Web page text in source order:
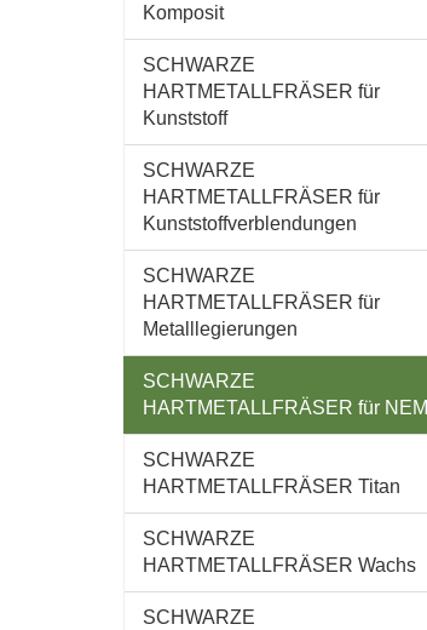
Komposit
SCHWARZE
HARTMETALLFRÄSER für
Kunststoff
SCHWARZE
HARTMETALLFRÄSER für
Kunststoffverblendungen
SCHWARZE
HARTMETALLFRÄSER für
Metalllegierungen
SCHWARZE
HARTMETALLFRÄSER für NEM
SCHWARZE
HARTMETALLFRÄSER Titan
SCHWARZE
HARTMETALLFRÄSER Wachs
SCHWARZE